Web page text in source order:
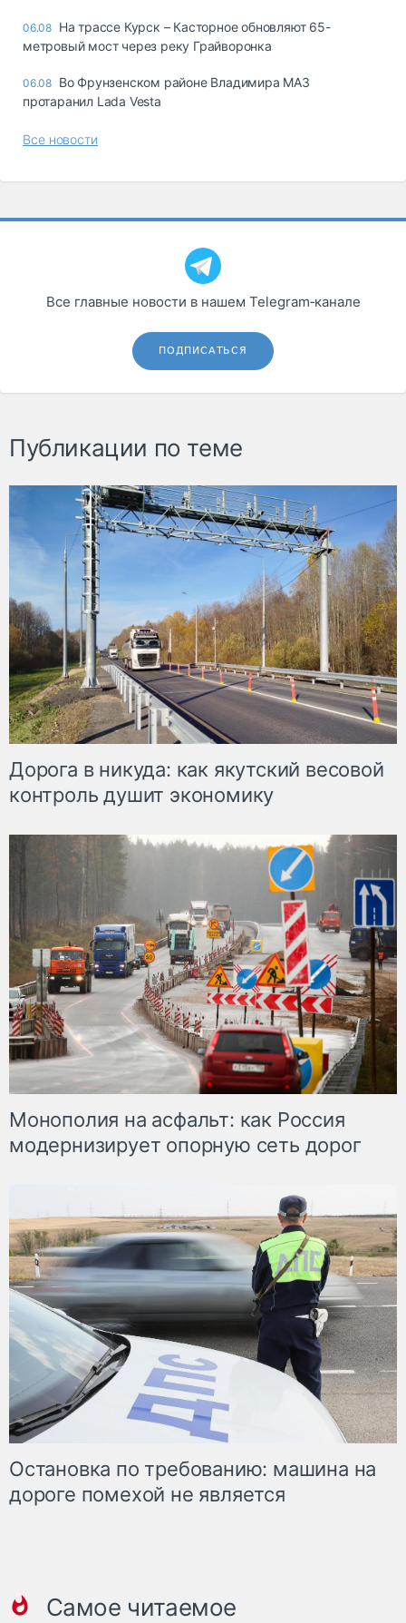
06.08 На трассе Курск – Касторное обновляют 65-
метровый мост через реку Грайворонка
06.08 Во Фрунзенском районе Владимира МАЗ
протаранил Lada Vesta
Все новости
Все главные новости в нашем Telegram‑канале
ПОДПИСАТЬСЯ
Публикации по теме
Дорога в никуда: как якутский весовой
контроль душит экономику
Монополия на асфальт: как Россия
модернизирует опорную сеть дорог
Остановка по требованию: машина на
дороге помехой не является
Самое читаемое